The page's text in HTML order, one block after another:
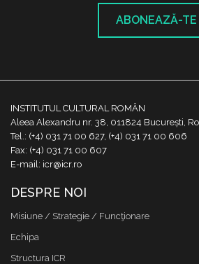
ABONEAZĂ-TE
INSTITUTUL CULTURAL ROMÂN
Aleea Alexandru nr. 38, 011824 București,
Tel.: (+4) 031 71 00 627, (+4) 031 71 00 606
Fax: (+4) 031 71 00 607
E-mail: icr@icr.ro
DESPRE NOI
Misiune / Strategie / Funcţionare
Echipa
Structura ICR